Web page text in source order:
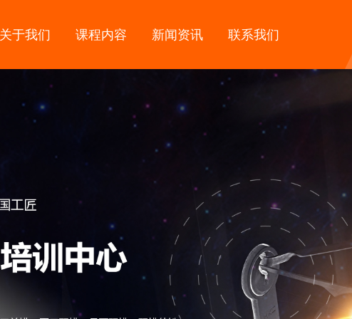
关于我们 课程内容 新闻资讯 联系我们